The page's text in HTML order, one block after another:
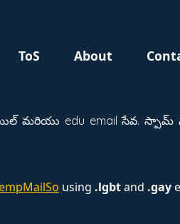
ToS About
మరియు edu email సేవ. స్పామ్
using .lgbtand .gay